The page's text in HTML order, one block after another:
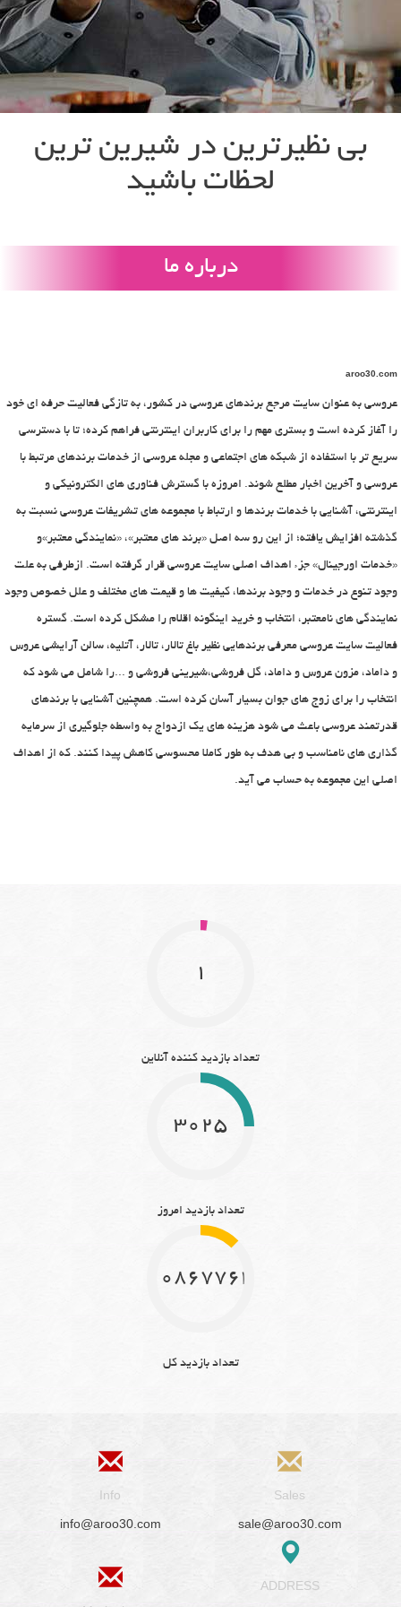
بی نظیرترین در شیرین ترین
لحظات باشید
درباره ما
aroo30.com
عروسی به عنوان سایت مرجع برندهای عروسی در کشور، به تازگی فعالیت حرفه ای خود
را آغاز کرده است و بستری مهم را برای کاربران اینترنتی فراهم کرده؛ تا با دسترسی
سریع تر با استفاده از شبکه های اجتماعی و مجله عروسی از خدمات برندهای مرتبط با
عروسی و آخرین اخبار مطلع شوند. امروزه با گسترش فناوری های الکترونیکی و
اینترنتی، آشنایی با خدمات برندها و ارتباط با مجموعه های تشریفات عروسی نسبت به
گذشته افزایش یافته؛ از این رو سه اصل «برند های معتبر»، «نمایندگی معتبر»و
«خدمات اورجینال» جزء اهداف اصلی سایت عروسی قرار گرفته است. ازطرفی به علت
وجود تنوع در خدمات و وجود برندها، کیفیت ها و قیمت های مختلف و علل خصوص وجود
نمایندگی های نامعتبر، انتخاب و خرید اینگونه اقلام را مشکل کرده است. گستره
فعالیت سایت عروسی معرفی برندهایی نظیر باغ تالار، تالار، آتلیه، سالن آرایشی عروس
و داماد، مزون عروس و داماد، گل فروشی،شیرینی فروشی و ...را شامل می شود که
انتخاب را برای زوج های جوان بسیار آسان کرده است. همچنین آشنایی با برندهای
قدرتمند عروسی باعث می شود هزینه های یک ازدواج به واسطه جلوگیری از سرمایه
گذاری های نامناسب و بی هدف به طور کاملا محسوسی کاهش پیدا کنند. که از اهداف
اصلی این مجموعه به حساب می آید.
1
تعداد بازدید کننده آنلاین
3025
تعداد بازدید امروز
10867764
تعداد بازدید کل
Info
info@aroo30.com
Sales
sale@aroo30.com
ADDRESS